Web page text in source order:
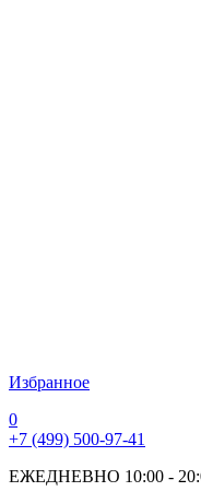
Избранное
0
+7 (499) 500-97-41
ЕЖЕДНЕВНО 10:00 -